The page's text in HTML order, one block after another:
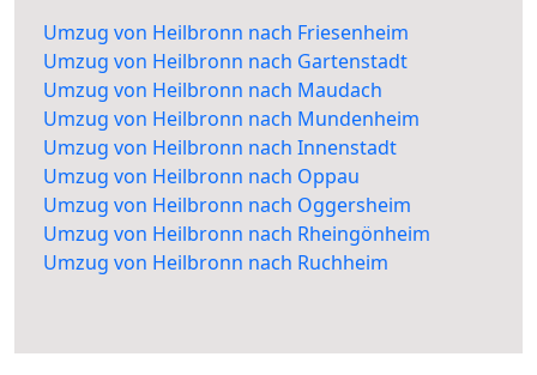
Umzug von Heilbronn nach Friesenheim
Umzug von Heilbronn nach Gartenstadt
Umzug von Heilbronn nach Maudach
Umzug von Heilbronn nach Mundenheim
Umzug von Heilbronn nach Innenstadt
Umzug von Heilbronn nach Oppau
Umzug von Heilbronn nach Oggersheim
Umzug von Heilbronn nach Rheingönheim
Umzug von Heilbronn nach Ruchheim